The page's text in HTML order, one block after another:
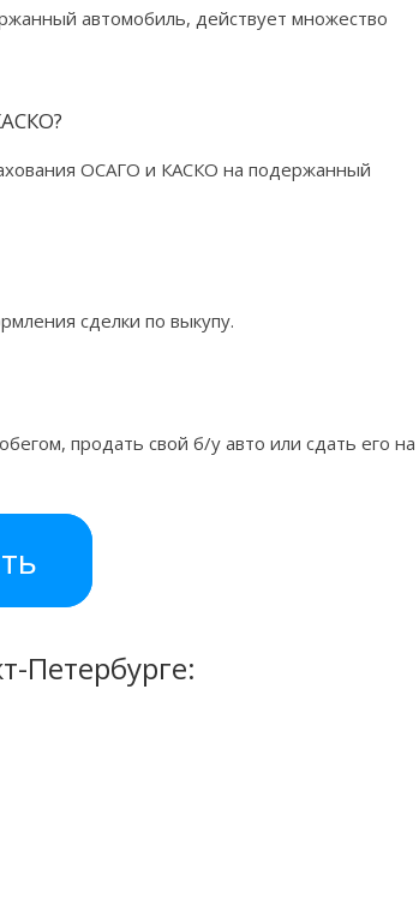
автомобиль, действует множество
ОСАГО и КАСКО на подержанный
сделки по выкупу.
продать свой б/у авто или сдать его на
Петербурге: